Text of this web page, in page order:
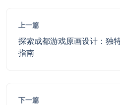
上一篇
探索成都游戏原画设计：独
指南
下一篇